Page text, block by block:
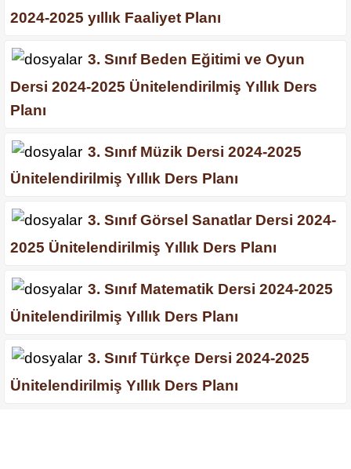
2024-2025 yıllık Faaliyet Planı
3. Sınıf Beden Eğitimi ve Oyun
Dersi 2024-2025 Ünitelendirilmiş Yıllık Ders
Planı
3. Sınıf Müzik Dersi 2024-2025
Ünitelendirilmiş Yıllık Ders Planı
3. Sınıf Görsel Sanatlar Dersi 2024-
2025 Ünitelendirilmiş Yıllık Ders Planı
3. Sınıf Matematik Dersi 2024-2025
Ünitelendirilmiş Yıllık Ders Planı
3. Sınıf Türkçe Dersi 2024-2025
Ünitelendirilmiş Yıllık Ders Planı